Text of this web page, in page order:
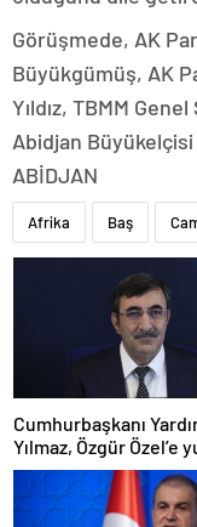
Görüşmede, AK
Büyükgümüş, AK
Yıldız, TBMM
Abidjan Büyükelçisi
ABİDJAN
Afrika Baş
Cumhurbaşkanı
Yılmaz, Özgür Özel’e
saldırıyı kınadı